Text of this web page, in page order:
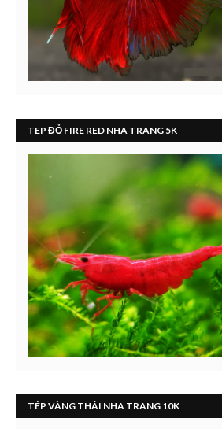
TEP ĐỎ FIRE RED NHA TRANG 5K
TÉP VÀNG THÁI NHA TRANG 10K